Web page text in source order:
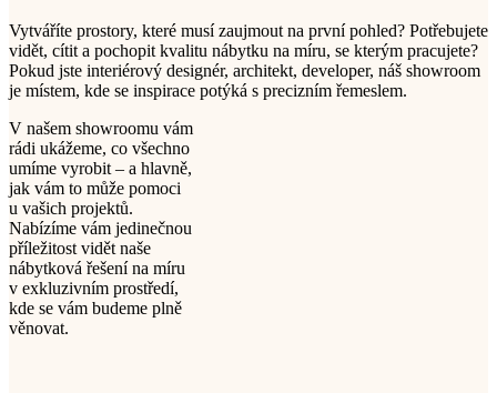
Vytváříte prostory, které musí zaujmout na první pohled? Potřebujete
vidět, cítit a pochopit kvalitu nábytku na míru, se kterým pracujete?
Pokud jste interiérový designér, architekt, developer, náš showroom
je místem, kde se inspirace potýká s precizním řemeslem.
V našem showroomu vám
rádi ukážeme, co všechno
umíme vyrobit – a hlavně,
jak vám to může pomoci
u vašich projektů.
Nabízíme vám jedinečnou
příležitost vidět naše
nábytková řešení na míru
v exkluzivním prostředí,
kde se vám budeme plně
věnovat.